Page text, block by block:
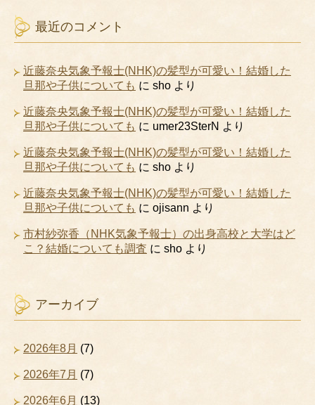
最近のコメント
近藤奈央気象予報士(NHK)の髪型が可愛い！結婚した
旦那や子供についても に sho より
近藤奈央気象予報士(NHK)の髪型が可愛い！結婚した
旦那や子供についても に umer23SterN より
近藤奈央気象予報士(NHK)の髪型が可愛い！結婚した
旦那や子供についても に sho より
近藤奈央気象予報士(NHK)の髪型が可愛い！結婚した
旦那や子供についても に ojisann より
市村紗弥香（NHK気象予報士）の出身高校と大学はど
こ？結婚についても調査 に sho より
アーカイブ
2026年8月 (7)
2026年7月 (7)
2026年6月 (13)